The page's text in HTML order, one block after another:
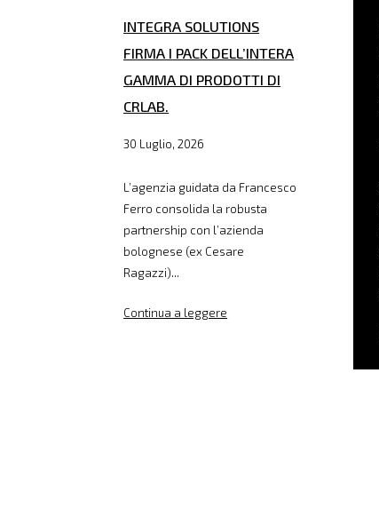
INTEGRA SOLUTIONS
FIRMA I PACK DELL’INTERA
GAMMA DI PRODOTTI DI
CRLAB.
30 Luglio, 2026
L’agenzia guidata da Francesco
Ferro consolida la robusta
partnership con l’azienda
bolognese (ex Cesare
Ragazzi)...
Continua a leggere